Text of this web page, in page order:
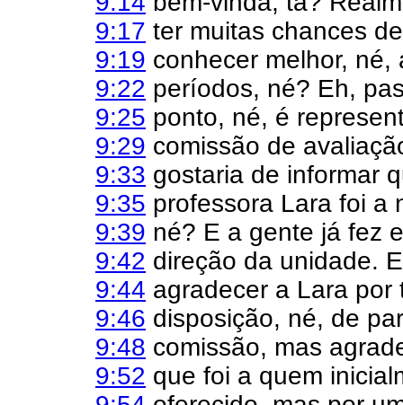
9:17 ter muitas chances
9:19 conhecer melhor,
9:22 períodos, né? Eh,
9:25 ponto, né, é
9:29 comissão de
9:33 gostaria de informar
9:35 professora Lara foi a
9:39 né? E a gente já fez
9:42 direção da unidade.
9:44 agradecer a Lara por
9:46 disposição, né, de
9:48 comissão, mas
9:52 que foi a quem